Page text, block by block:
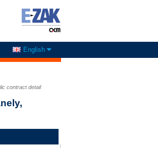
English
contract detail